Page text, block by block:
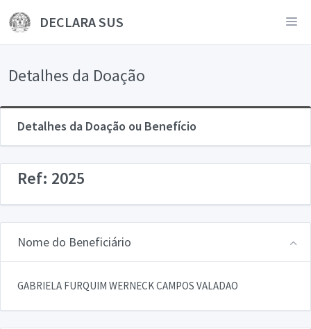
DECLARA SUS
Detalhes da Doação
Detalhes da Doação ou Benefício
Ref: 2025
Nome do Beneficiário
GABRIELA FURQUIM WERNECK CAMPOS VALADAO